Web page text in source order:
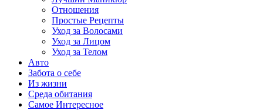
Отношения
Простые Рецепты
Уход за Волосами
Уход за Лицом
Уход за Телом
Авто
Забота о себе
Из жизни
Среда обитания
Самое Интересное